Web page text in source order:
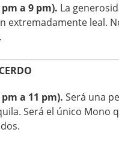
a 9 pm). La
extremadamente leal.
a 11 pm). Será una
Será el único Mono